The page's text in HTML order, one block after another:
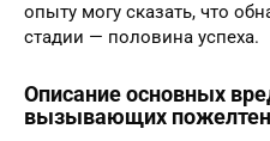
опыту могу сказать, что
стадии — половина успеха.
Описание основных
вызывающих